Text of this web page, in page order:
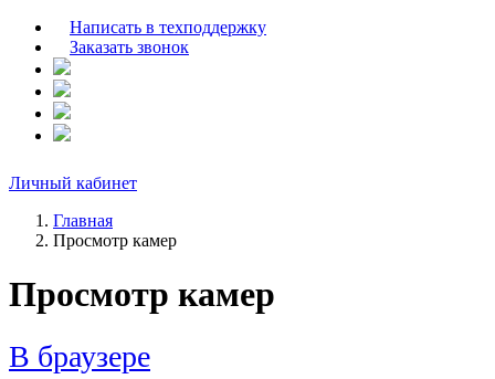
Написать в техподдержку
Заказать звонок
Личный кабинет
Главная
Просмотр камер
Просмотр камер
В браузере